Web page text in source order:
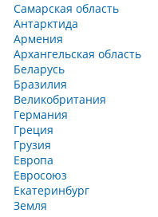
Самарская область
Антарктида
Армения
Архангельская область
Беларусь
Бразилия
Великобритания
Германия
Греция
Грузия
Европа
Евросоюз
Екатеринбург
Земля